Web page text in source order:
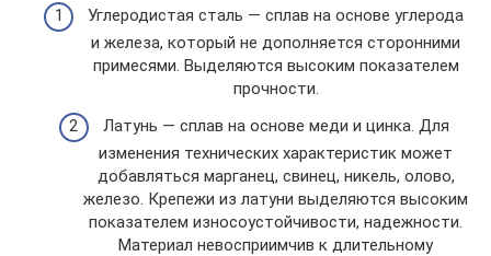
Углеродистая сталь — сплав на основе углерода
и железа, который не дополняется сторонними
примесями. Выделяются высоким показателем
прочности.
Латунь — сплав на основе меди и цинка. Для
изменения технических характеристик может
добавляться марганец, свинец, никель, олово,
железо. Крепежи из латуни выделяются высоким
показателем износоустойчивости, надежности.
Материал невосприимчив к длительному